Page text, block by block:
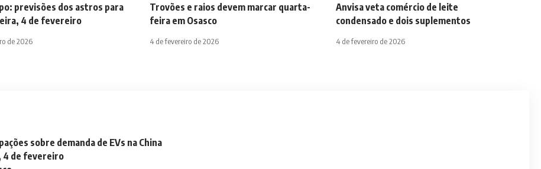
previsões dos astros para
4 de fevereiro
de 2026
Trovões e raios devem marcar quarta-
feira em Osasco
4 de fevereiro de 2026
Anvisa veta comércio de leite
condensado e dois suplementos
4 de fevereiro de 2026
sobre demanda de EVs na China
4 de fevereiro